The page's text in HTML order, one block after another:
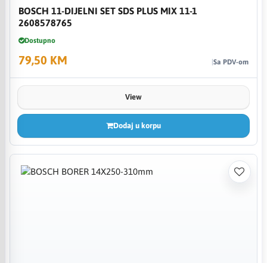
BOSCH 11-DIJELNI SET SDS PLUS MIX 11-1
2608578765
Dostupno
79,50 KM Sa PDV-om
View
Dodaj u korpu